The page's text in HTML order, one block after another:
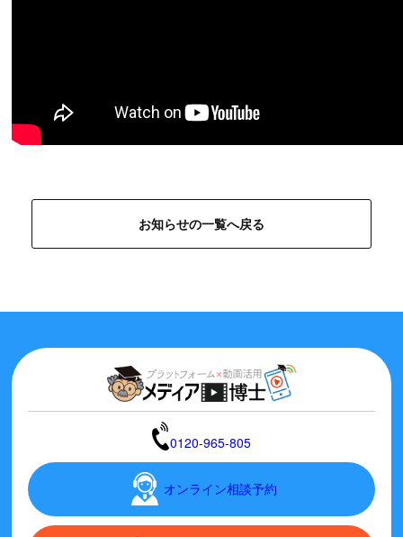
お知らせの一覧へ戻る
0120-965-805
オンライン相談予約